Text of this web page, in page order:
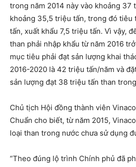
trong năm 2014 này vào khoảng 37
khoảng 35,5 triệu tấn, trong đó tiêu
tấn, xuất khẩu 7,5 triệu tấn. Vì vậy,
than phải nhập khẩu từ năm 2016
mục tiêu phải đạt sản lượng khai
2016-2020 là 42 triệu tấn/năm và
sản lượng đạt 38 triệu tấn than
Chủ tịch Hội đồng thành viên
Chuẩn cho biết, từ năm 2015,
loại than trong nước chưa sử dụng
“Theo đúng lộ trình Chính phủ đã